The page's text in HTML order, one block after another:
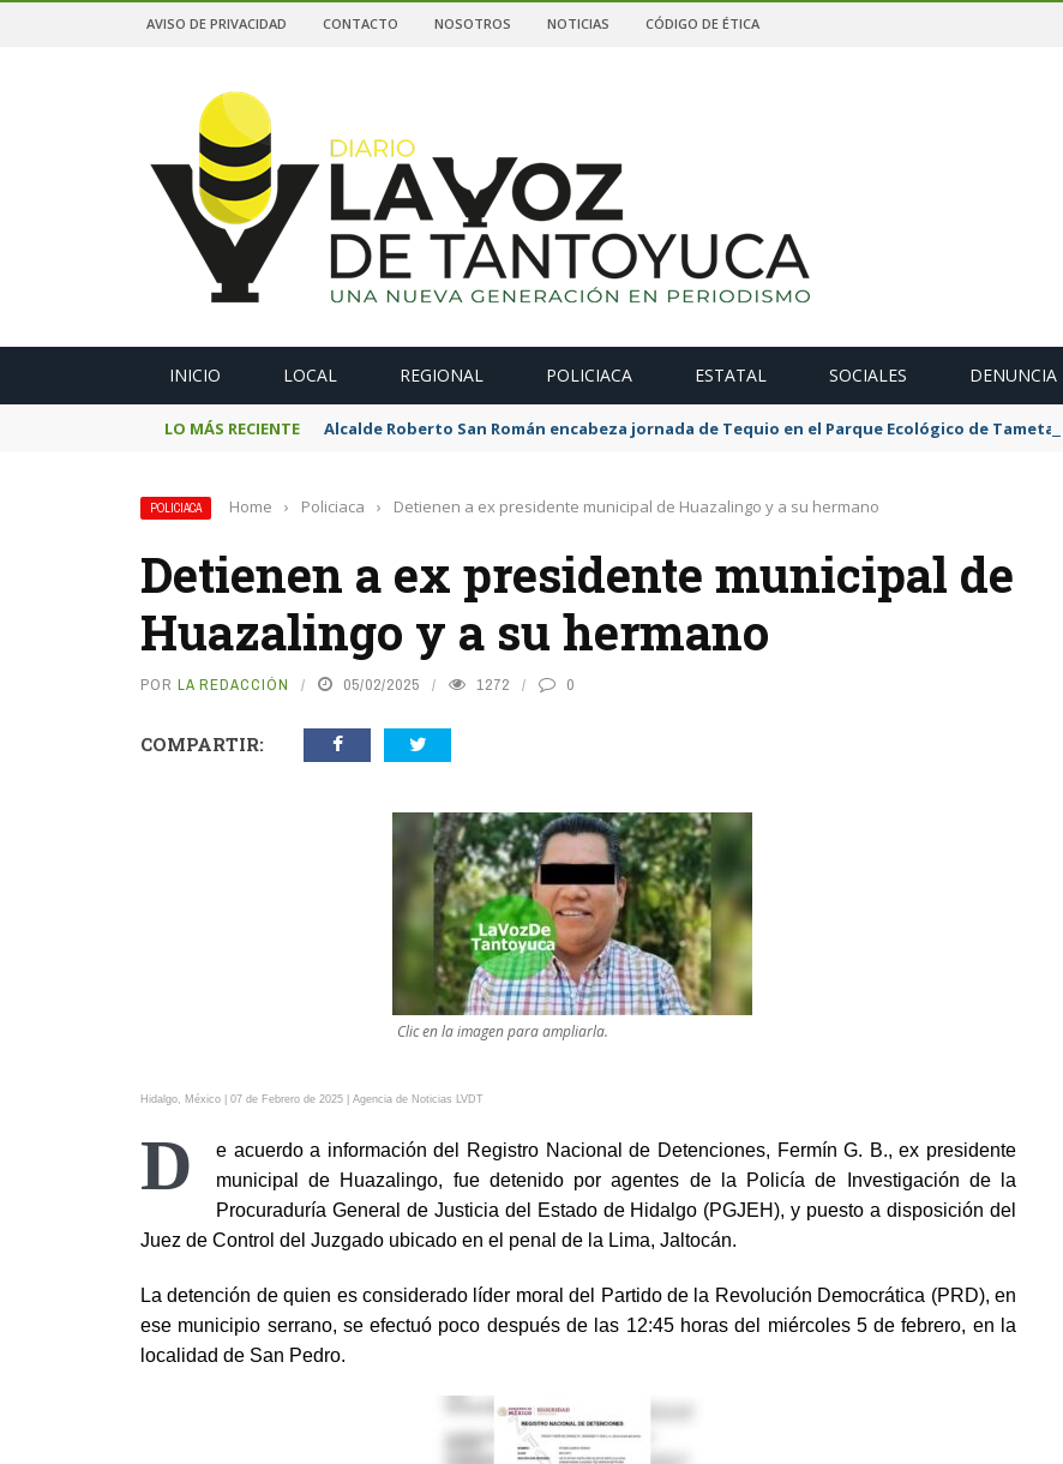
AVISO DE PRIVACIDAD CONTACTO NOSOTROS NOTICIAS CÓDIGO DE ÉTICA
INICIO LOCAL REGIONAL POLICIACA ESTATAL SOCIALES DENUNCIA
LO MÁS RECIENTE Alcalde Roberto San Román encabeza jornada de Tequio en el Parque Ecológico de Tametate
POLICIACA Home › Policiaca › Detienen a ex presidente municipal de Huazalingo y a su hermano
Detienen a ex presidente municipal de
Huazalingo y a su hermano
POR LA REDACCIÓN 05/02/2025 1272 0
COMPARTIR:
Clic en la imagen para ampliarla.
Hidalgo, México | 07 de Febrero de 2025 | Agencia de Noticias LVDT
D
e acuerdo a información del Registro Nacional de Detenciones, Fermín G. B., ex presidente
municipal de Huazalingo, fue detenido por agentes de la Policía de Investigación de la
Procuraduría General de Justicia del Estado de Hidalgo (PGJEH), y puesto a disposición del
Juez de Control del Juzgado ubicado en el penal de la Lima, Jaltocán.
La detención de quien es considerado líder moral del Partido de la Revolución Democrática (PRD), en
ese municipio serrano, se efectuó poco después de las 12:45 horas del miércoles 5 de febrero, en la
localidad de San Pedro.